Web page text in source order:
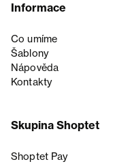
Informace
Co umíme
Šablony
Nápověda
Kontakty
Skupina Shoptet
Shoptet Pay